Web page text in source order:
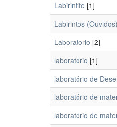
Labirintite [1]
Labirintos
Laboratorio [2]
laboratório [1]
laboratório de
laboratório de
laboratório de